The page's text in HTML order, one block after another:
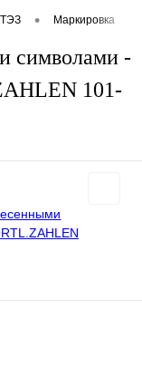
• Маркировка
символами -
101-